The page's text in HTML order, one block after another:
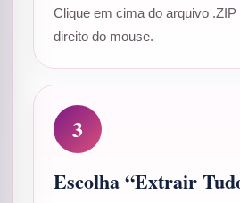
Clique em cima do arquivo
direito do mouse.
3
Escolha “Extrair